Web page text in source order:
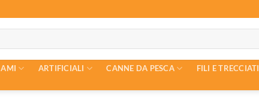
AMI ARTIFICIALI CANNE DA PESCA FILI E TRECCIATI